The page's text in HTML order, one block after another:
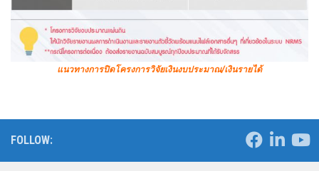
แนวทางการปิดโครงการวิจัยเงินงบประมาณ/เงินรายได้
FOLLOW: